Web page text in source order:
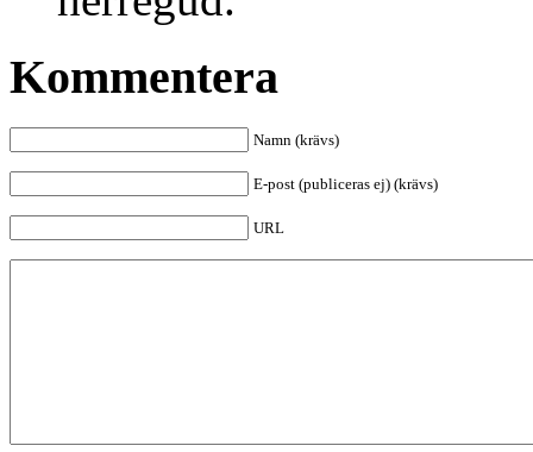
Kommentera
Namn (krävs)
E-post (publiceras ej) (krävs)
URL